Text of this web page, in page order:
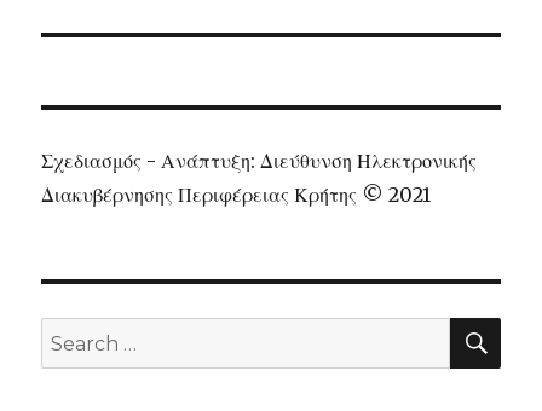
Σχεδιασμός - Ανάπτυξη: Διεύθυνση Ηλεκτρονικής
Διακυβέρνησης Περιφέρειας Κρήτης © 2021
Search
for: